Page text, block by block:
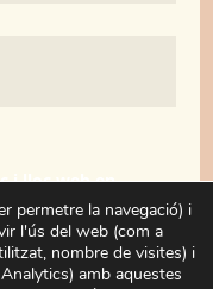
i lloc web en
que
permetre la navegació) i
l'ús del web (com a
nombre de visites) i
amb aquestes